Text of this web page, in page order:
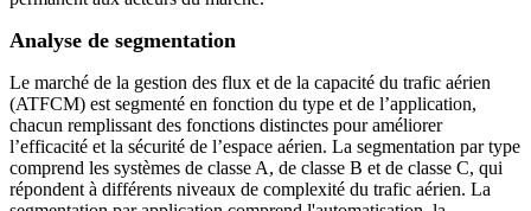
Analyse de segmentation
Le marché de la gestion des flux et de la capacité du trafic aérien
(ATFCM) est segmenté en fonction du type et de l’application,
chacun remplissant des fonctions distinctes pour améliorer
l’efficacité et la sécurité de l’espace aérien. La segmentation par type
comprend les systèmes de classe A, de classe B et de classe C, qui
répondent à différents niveaux de complexité du trafic aérien. La